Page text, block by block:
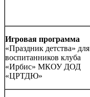
Игровая программа
«Праздник детства» для
воспитанников клуба
«Ирбис» МКОУ ДОД
«ЦРТДЮ»